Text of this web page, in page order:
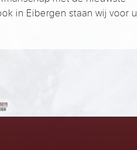
in Eibergen staan wij voor u